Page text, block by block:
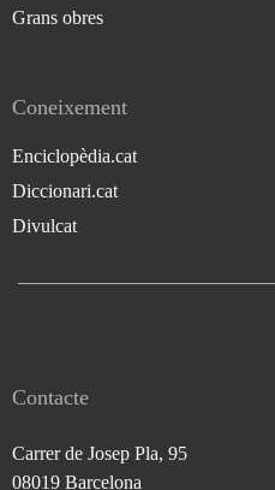
Grans obres
Coneixement
Enciclopèdia.cat
Diccionari.cat
Divulcat
Contacte
Carrer de Josep Pla, 95
08019 Barcelona